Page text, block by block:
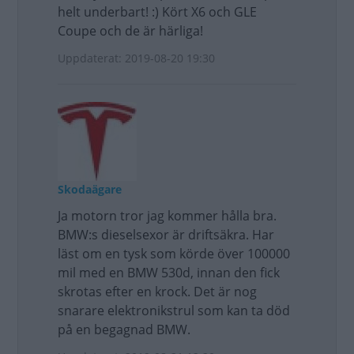
helt underbart! :) Kört X6 och GLE
Coupe och de är härliga!
Uppdaterat: 2019-08-20 19:30
Skodaägare
Ja motorn tror jag kommer hålla bra.
BMW:s dieselsexor är driftsäkra. Har
läst om en tysk som körde över 100000
mil med en BMW 530d, innan den fick
skrotas efter en krock. Det är nog
snarare elektronikstrul som kan ta död
på en begagnad BMW.